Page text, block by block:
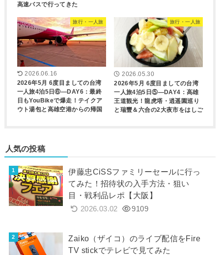
高速バスで行ってきた
旅行・一人旅
2026.06.16
2026年5月 6度目ましての台湾
一人旅4泊5日⑥―DAY6：最終
日もYouBikeで爆走！テイクア
ウト湯包と高雄空港からの帰国
旅行・一人旅
2026.05.30
2026年5月 6度目ましての台湾
一人旅4泊5日⑤―DAY4：高雄
王道観光！龍虎塔・逍遥園巡り
と瑞豐＆六合の2大夜市をはしご
人気の投稿
伊藤忠CiSSファミリーセールに行っ
てみた！招待状の入手方法・狙い
目・戦利品レポ【大阪】
2026.03.02 9109
Zaiko（ザイコ）のライブ配信をFire
TV stickでテレビで見てみた